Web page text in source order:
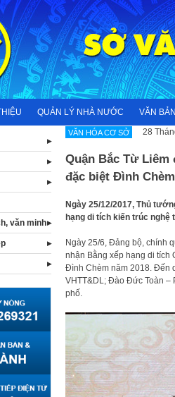
QUẢN LÝ NHÀ NƯỚC VĂN BẢN
VĂN HÓA CƠ SỞ 28
Quận Bắc Từ Liêm
đặc biệt Đình Chèm
Ngày 25/12/2017, Thủ
hạng di tích kiến trúc nghệ
Ngày 25/6, Đảng bộ, chính
nhận Bằng xếp hạng di tích
Đình Chèm năm 2018. Đến
VHTT&DL; Đào Đức Toàn –
phố.
văn minh